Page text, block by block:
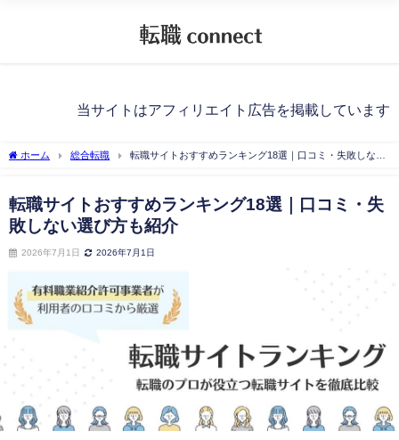
当サイトはアフィリエイト広告を掲載しています
ホーム 総合転職
転職サイトおすすめランキング18選｜口コミ・失敗しない
転職サイトおすすめランキング18選｜口コミ・失
敗しない選び方も紹介
2026年7月1日 2026年7月1日